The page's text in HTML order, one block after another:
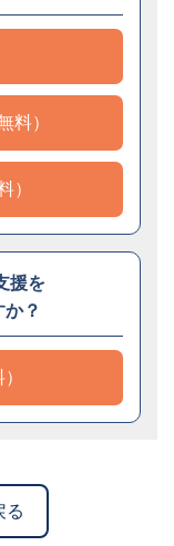
料）
）
援を
？
る